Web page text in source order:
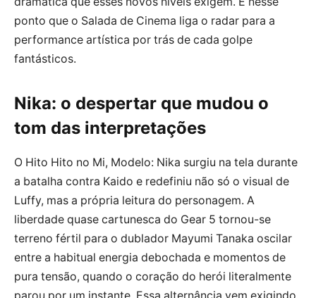
ponto que o Salada de Cinema liga o radar para a
performance artística por trás de cada golpe
fantásticos.
Nika: o despertar que mudou o
tom das interpretações
O Hito Hito no Mi, Modelo: Nika surgiu na tela durante
a batalha contra Kaido e redefiniu não só o visual de
Luffy, mas a própria leitura do personagem. A
liberdade quase cartunesca do Gear 5 tornou-se
terreno fértil para o dublador Mayumi Tanaka oscilar
entre a habitual energia debochada e momentos de
pura tensão, quando o coração do herói literalmente